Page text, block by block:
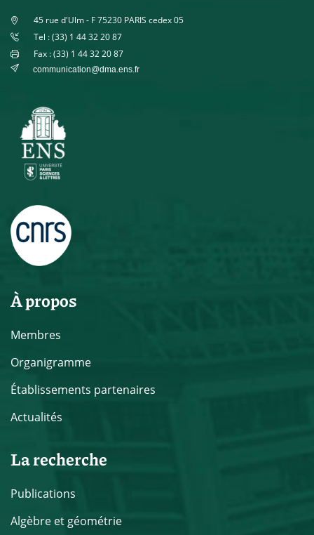
45 rue d'Ulm - F 75230 PARIS cedex 05
Tel : (33) 1 44 32 20 87
Fax : (33) 1 44 32 20 87
communication@dma.ens.fr
À propos
Membres
Organigramme
Établissements partenaires
Actualités
La recherche
Publications
Algèbre et géométrie